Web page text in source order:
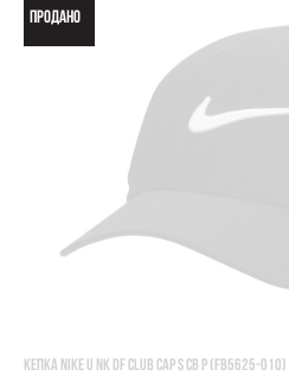
ПРОДАНО
КЕПКА NIKE U NK DF CLUB CAP S CB P (FB5625-010)